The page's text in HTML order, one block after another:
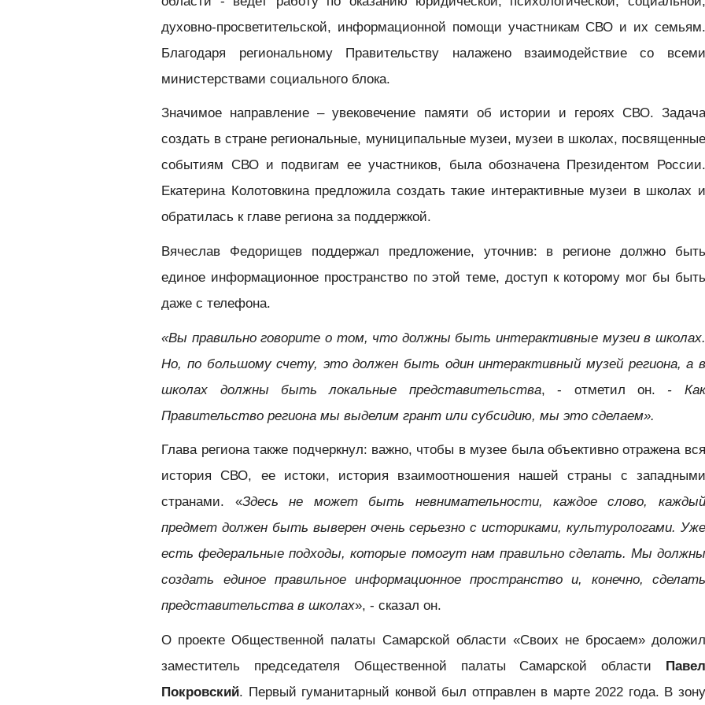
духовно-просветительской, информационной помощи участникам СВО и их семьям.
Благодаря региональному Правительству налажено взаимодействие со всеми
министерствами социального блока.
Значимое направление – увековечение памяти об истории и героях СВО. Задача
создать в стране региональные, муниципальные музеи, музеи в школах, посвященные
событиям СВО и подвигам ее участников, была обозначена Президентом России.
Екатерина Колотовкина предложила создать такие интерактивные музеи в школах и
обратилась к главе региона за поддержкой.
Вячеслав Федорищев поддержал предложение, уточнив: в регионе должно быть
единое информационное пространство по этой теме, доступ к которому мог бы быть
даже с телефона.
«Вы правильно говорите о том, что должны быть интерактивные музеи в школах.
Но, по большому счету, это должен быть один интерактивный музей региона, а в
школах должны быть локальные представительства, - отметил он. - Как
Правительство региона мы выделим грант или субсидию, мы это сделаем».
Глава региона также подчеркнул: важно, чтобы в музее была объективно отражена вся
история СВО, ее истоки, история взаимоотношения нашей страны с западными
странами. «Здесь не может быть невнимательности, каждое слово, каждый
предмет должен быть выверен очень серьезно с историками, культурологами. Уже
есть федеральные подходы, которые помогут нам правильно сделать. Мы должны
создать единое правильное информационное пространство и, конечно, сделать
представительства в школах», - сказал он.
О проекте Общественной палаты Самарской области «Своих не бросаем» доложил
заместитель председателя Общественной палаты Самарской области Павел
Покровский. Первый гуманитарный конвой был отправлен в марте 2022 года. В зону